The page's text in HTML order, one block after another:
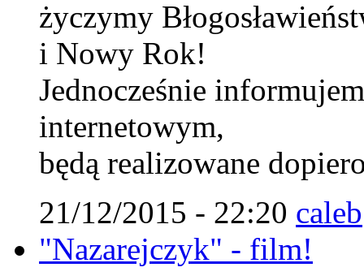
życzymy
i Nowy Rok!
Jednocześnie
internetowym,
będą realizowane
21/12/2015 - 22:20 caleb
"Nazarejczyk" - film!